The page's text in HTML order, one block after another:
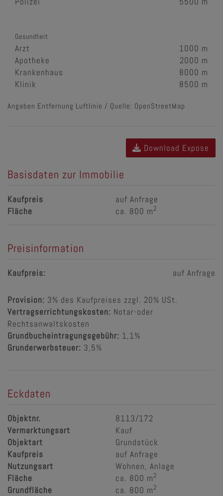
Gesundheit
Arzt
1000 m
Apotheke
2000 m
Krankenhaus
8000 m
Klinik
8500 m
Angaben Entfernung Luftlinie / Quelle: OpenStreetMap
Download Expose
Basisdaten zur Immobilie
Kaufpreis
auf Anfrage
Fläche
ca. 800 m2
Preisinformation
Kaufpreis: auf Anfrage
Provision: 3% des Kaufpreises zzgl. 20% USt.
Vertragserrichtungskosten: Notar-oder
Rechtsanwaltskosten
Grundbucheintragungsgebühr: 1,1%
Grunderwerbsteuer: 3,5%
Eckdaten
Objektnr.
8113/172
Vermarktungsart
Kauf
Objektart
Grundstück
Kaufpreis
auf Anfrage
Nutzungsart
Wohnen Anlage
Fläche
ca. 800 m2
Grundfläche ca. 800 m2